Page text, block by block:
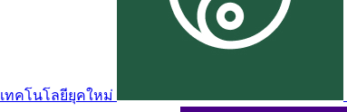
เทคโนโลยียุคใหม่